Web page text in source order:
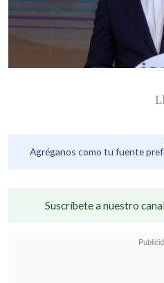
Agréganos como tu fuente
Suscríbete a nuestro